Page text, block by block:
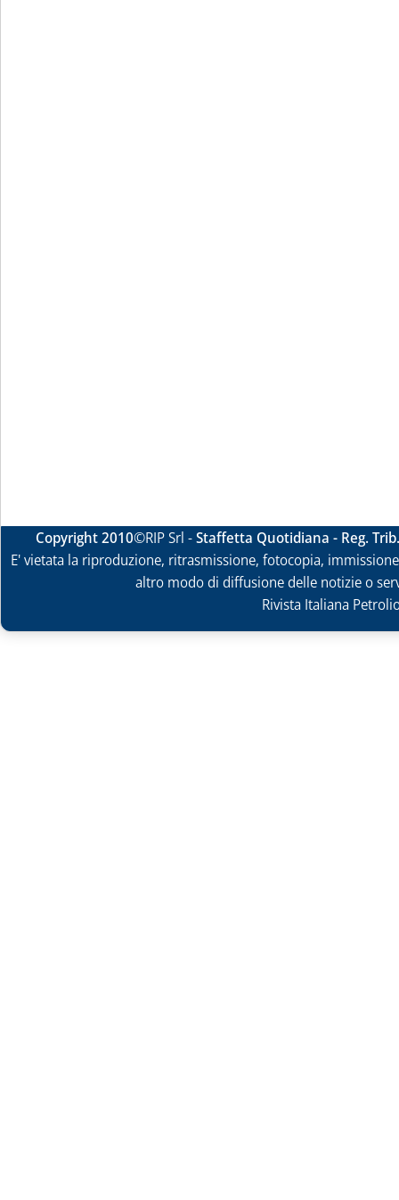
Copyright 2010©RIP Srl -Staffetta Quotidiana - Reg.
E' vietata la riproduzione, ritrasmissione, fotocopia,
altro modo di diffusione delle notizie o
Rivista Italiana